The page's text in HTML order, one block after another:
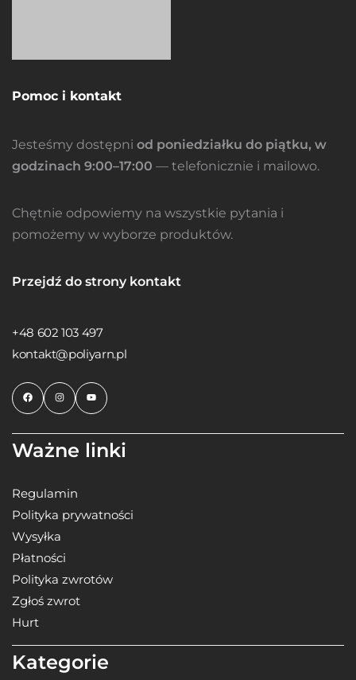
Pomoc i kontakt
Jesteśmy dostępni od poniedziałku do piątku, w
godzinach 9:00–17:00 — telefonicznie i mailowo.
Chętnie odpowiemy na wszystkie pytania i
pomożemy w wyborze produktów.
Przejdź do strony kontakt
+48 602 103 497
kontakt@poliyarn.pl
Ważne linki
Regulamin
Polityka prywatności
Wysyłka
Płatności
Polityka zwrotów
Zgłoś zwrot
Hurt
Kategorie